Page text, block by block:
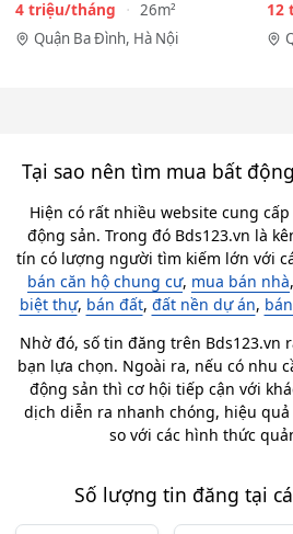
4 triệu/tháng
26m²
Quận Ba Đình, Hà Nội
12
Tại sao nên tìm mua bất
Hiện có rất nhiều website cung
động sản. Trong đó Bds123.vn là
tín có lượng người tìm kiếm lớn với
bán căn hộ chung cư, mua bán nhà,
biệt thự, bán đất, đất nền dự án,
Nhờ đó, số tin đăng trên Bds123.vn
bạn lựa chọn. Ngoài ra, nếu có nhu
động sản thì cơ hội tiếp cận với
dịch diễn ra nhanh chóng, hiệu
so với các hình thức
Số lượng tin đăng tại